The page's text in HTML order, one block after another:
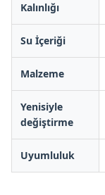
Kalınlığı
Su İçeriği
Malzeme
Yenisiyle
değiştirme
Uyumluluk